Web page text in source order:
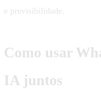
e previsibilidade.
Como usar
IA juntos